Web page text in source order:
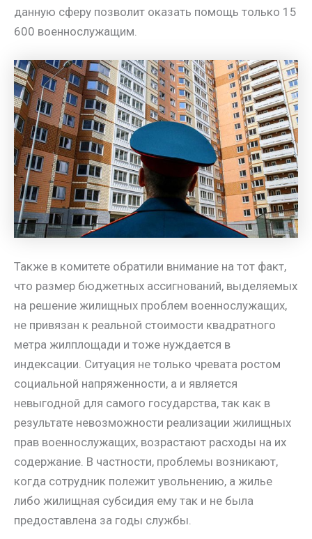
данную сферу позволит оказать помощь только 15
600 военнослужащим.
Также в комитете обратили внимание на тот факт,
что размер бюджетных ассигнований, выделяемых
на решение жилищных проблем военнослужащих,
не привязан к реальной стоимости квадратного
метра жилплощади и тоже нуждается в
индексации. Ситуация не только чревата ростом
социальной напряженности, а и является
невыгодной для самого государства, так как в
результате невозможности реализации жилищных
прав военнослужащих, возрастают расходы на их
содержание. В частности, проблемы возникают,
когда сотрудник полежит увольнению, а жилье
либо жилищная субсидия ему так и не была
предоставлена за годы службы.